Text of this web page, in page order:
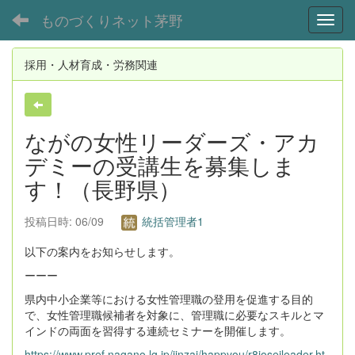
ものづくりネット茅野
採用・人材育成・労務関連
ながの女性リーダーズ・アカ
デミーの受講生を募集しま
す！（長野県）
投稿日時: 06/09
統括管理者1
以下の案内をお知らせします。
ーーー
県内中小企業等における女性管理職の登用を促進する目的
で、女性管理職候補者を対象に、管理職に必要なスキルとマ
インドの両面を習得する連続セミナーを開催します。